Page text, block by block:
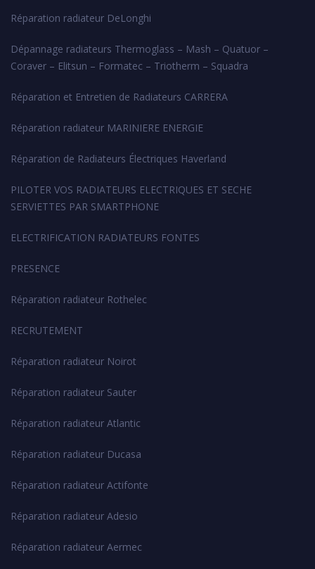
Réparation radiateur DeLonghi
Dépannage radiateurs Thermoglass – Mash – Quatuor –
Coraver – Elitsun – Formatec – Triotherm – Squadra
Réparation et Entretien de Radiateurs CARRERA
Réparation radiateur MARINIERE ENERGIE
Réparation de Radiateurs Électriques Haverland
PILOTER VOS RADIATEURS ELECTRIQUES ET SECHE
SERVIETTES PAR SMARTPHONE
ELECTRIFICATION RADIATEURS FONTES
PRESENCE
Réparation radiateur Rothelec
RECRUTEMENT
Réparation radiateur Noirot
Réparation radiateur Sauter
Réparation radiateur Atlantic
Réparation radiateur Ducasa
Réparation radiateur Actifonte
Réparation radiateur Adesio
Réparation radiateur Aermec